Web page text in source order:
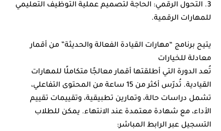
3. التحول الرقمي: الحاجة لتصميم عملية التوظيف التعليمي
للمهارات الرقمية.
يتيح برنامج “مهارات القيادة الفعالة والحديثة” من أقمار
معادلة للخيارات
تُعد الدورة التي أطلقتها أقمار معالجًا متكاملًا للمهارات
القيادية. تُدرّس أكثر من 15 ساعة من المحتوى التفاعلي،
تشمل دراسات حالة، وتمارين تطبيقية، وتقييمات تقييم
الأداء، مع شهادة معتمدة عند الانتهاء. يمكن للطلاب
التسجيل عبر الرابط المباشر: